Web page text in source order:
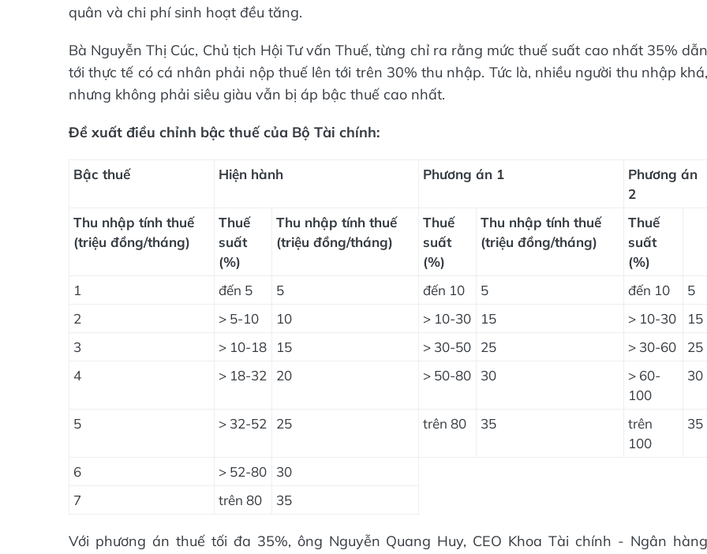
quân và chi phí sinh hoạt đều tăng.
Bà Nguyễn Thị Cúc, Chủ tịch Hội Tư vấn Thuế, từng chỉ ra rằng mức thuế suất cao nhất 35% dẫn
tới thực tế có cá nhân phải nộp thuế lên tới trên 30% thu nhập. Tức là, nhiều người thu nhập khá,
nhưng không phải siêu giàu vẫn bị áp bậc thuế cao nhất.
Đề xuất điều chỉnh bậc thuế của Bộ Tài chính:
Bậc thuế Hiện hành Phương án 1
Phương án
2
Thu nhập tính thuế
(triệu đồng/tháng)
Thuế
suất
(%)
Thu nhập tính thuế
(triệu đồng/tháng)
Thuế
suất
(%)
Thu nhập tính thuế
(triệu đồng/tháng)
Thuế
suất
(%)
1
đến 5 5 đến 10 5 đến 10
5
2
> 5-10 10 > 10-30 15 > 10-30
15
3
> 10-18 15 > 30-50 25 > 30-60
25
4
> 18-32 20 > 50-80 30
> 60-
100
30
5 > 32-52 25 trên 80 35
trên
100
35
6 > 52-80
30
7
trên 80 35
Với phương án thuế tối đa 35%, ông Nguyễn Quang Huy, CEO Khoa Tài chính - Ngân hàng